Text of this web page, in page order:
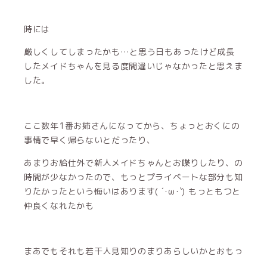
時には
厳しくしてしまったかも…と思う日もあったけど成長
したメイドちゃんを見る度間違いじゃなかったと思えま
した。
ここ数年1番お姉さんになってから、ちょっとおくにの
事情で早く帰らないとだったり、
あまりお給仕外で新人メイドちゃんとお喋りしたり、の
時間が少なかったので、もっとプライベートな部分も知
りたかったという悔いはあります( ´･ω･`) もっともつと
仲良くなれたかも
まあでもそれも若干人見知りのまりあらしいかとおもっ